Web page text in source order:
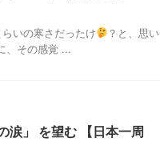
いの寒さだったけ
？と、思い
、その感覚 ...
涙」 を望む 【日本一周